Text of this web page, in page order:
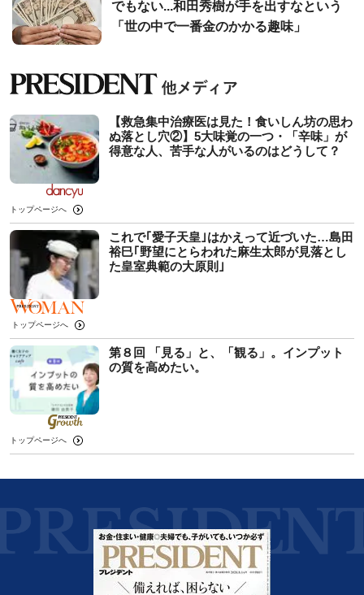
でもない...和田秀樹が手を出すなという
「世の中で一番金のかかる趣味」
【救急集中治療医は見た！食いしん坊の思わ
ぬ落とし穴②】5大味覚の一つ・「辛味」が
得意な人、苦手な人がいるのはどうして？
トップページへ
これで｢愛子天皇｣はかえって近づいた…島田
裕巳｢野望にとらわれた麻生太郎が見落とし
た皇室典範の大原則｣
トップページへ
第８回 「見る」と、「観る」。インプット
の質を高めたい。
トップページへ